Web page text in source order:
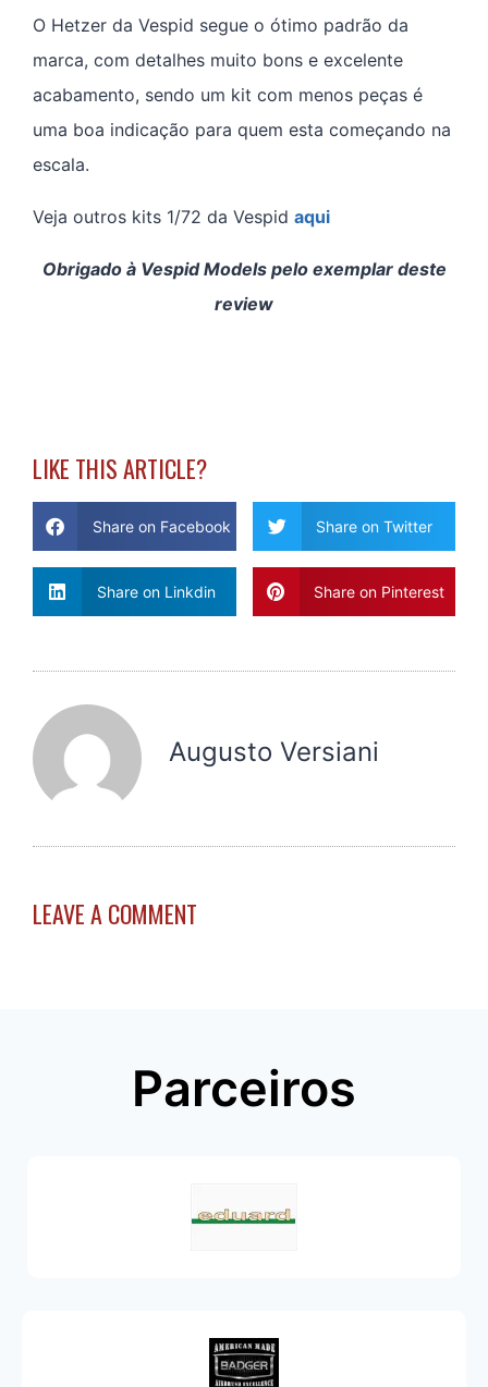
O Hetzer da Vespid segue o ótimo padrão da
marca, com detalhes muito bons e excelente
acabamento, sendo um kit com menos peças é
uma boa indicação para quem esta começando na
escala.
Veja outros kits 1/72 da Vespid aqui
Obrigado à Vespid Models pelo exemplar deste
review
LIKE THIS ARTICLE?
Share on Facebook Share on Twitter
Share on Linkdin Share on Pinterest
Augusto Versiani
LEAVE A COMMENT
Parceiros